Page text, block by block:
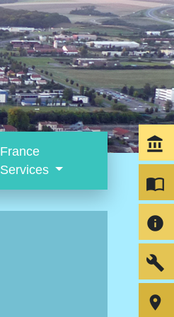
France
Services
account_balance
import_contacts
info
build
room